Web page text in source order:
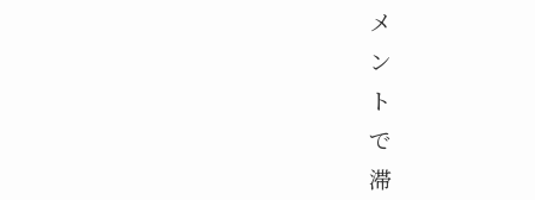
メ
ン
ト
で
滞